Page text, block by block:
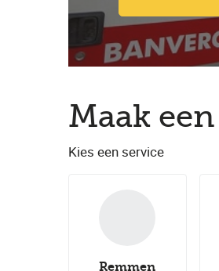
Maak
Kies een service
Remmen